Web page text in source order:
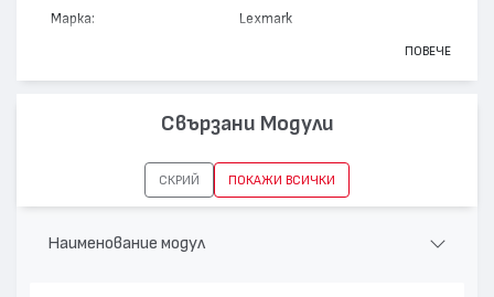
Марка: Lexmark
Цвят: Монохромен
7500
ПОВЕЧЕ
Свързани Модули
СКРИЙ ПОКАЖИ ВСИЧКИ
Наименование модул